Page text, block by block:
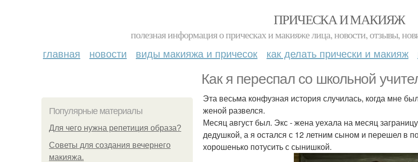
ПРИЧЕСКА И МАКИЯЖ
полезная информация о прическах и макияже лица, новости, отзывы,
главная новости виды макияжа и причесок как делать прически и макияж
Как я переспал со школьной
Популярные материалы
Для чего нужна репетиция образа?
Советы для создания вечернего
макияжа.
Эта весьма конфузная история случилась, когда мне
женой развелся.
Месяц август был. Экс - жена уехала на месяц
дедушкой, а я остался с 12 летним сыном и перешел в
хорошенько потусить с сынишкой.